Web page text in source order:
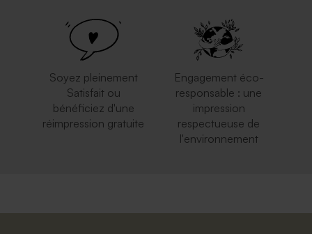
Soyez pleinement
Satisfait ou
bénéficiez d'une
réimpression gratuite
Engagement éco-
responsable : une
impression
respectueuse de
l'environnement